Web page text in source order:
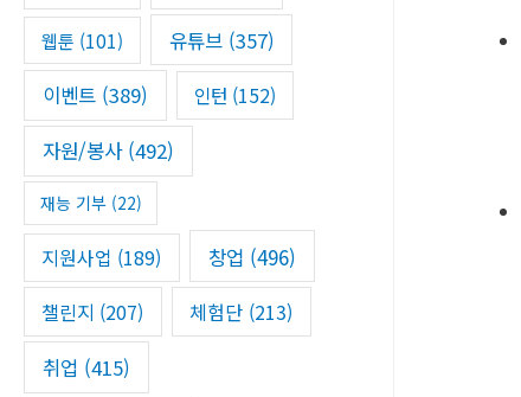
웹툰 (101) 유튜브(357)
이벤트(389) 인턴 (152)
자원/봉사(492)
재능 기부(22)
지원사업 (189) 창업 (496)
챌린지 (207) 체험단 (213)
취업 (415)